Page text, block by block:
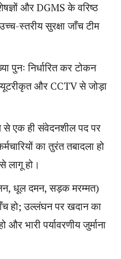
और DGMS के वरिष्ठ
स्तरीय सुरक्षा जाँच टीम
पुनः निर्धारित कर टोकन
और CCTV से जोड़ा
एक ही संवेदनशील पद पर
का तुरंत तबादला हो
लागू हो।
धूल दमन, सड़क मरम्मत)
हो; उल्लंघन पर खदान का
भारी पर्यावरणीय जुर्माना